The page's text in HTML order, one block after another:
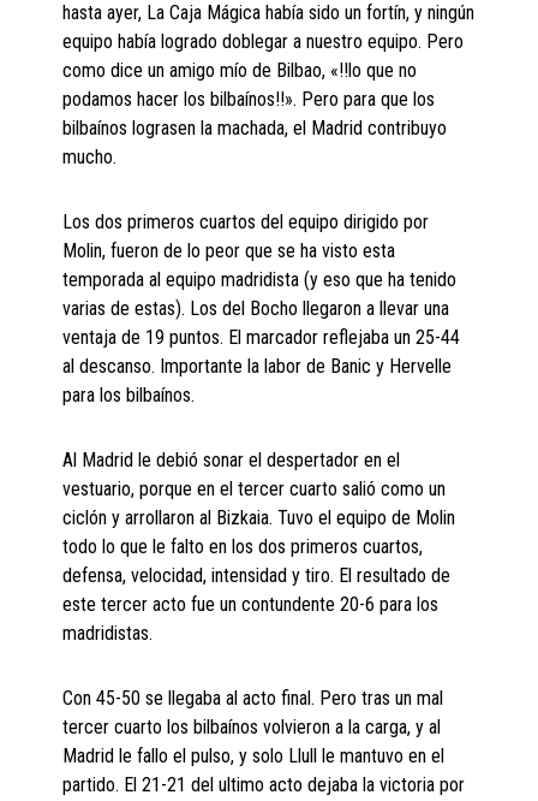
hasta ayer, La Caja Mágica había sido un fortín, y ningún
equipo había logrado doblegar a nuestro equipo. Pero
como dice un amigo mío de Bilbao, «!!lo que no
podamos hacer los bilbaínos!!». Pero para que los
bilbaínos lograsen la machada, el Madrid contribuyo
mucho.
Los dos primeros cuartos del equipo dirigido por
Molin, fueron de lo peor que se ha visto esta
temporada al equipo madridista (y eso que ha tenido
varias de estas). Los del Bocho llegaron a llevar una
ventaja de 19 puntos. El marcador reflejaba un 25-44
al descanso. Importante la labor de Banic y Hervelle
para los bilbaínos.
Al Madrid le debió sonar el despertador en el
vestuario, porque en el tercer cuarto salió como un
ciclón y arrollaron al Bizkaia. Tuvo el equipo de Molin
todo lo que le falto en los dos primeros cuartos,
defensa, velocidad, intensidad y tiro. El resultado de
este tercer acto fue un contundente 20-6 para los
madridistas.
Con 45-50 se llegaba al acto final. Pero tras un mal
tercer cuarto los bilbaínos volvieron a la carga, y al
Madrid le fallo el pulso, y solo Llull le mantuvo en el
partido. El 21-21 del ultimo acto dejaba la victoria por